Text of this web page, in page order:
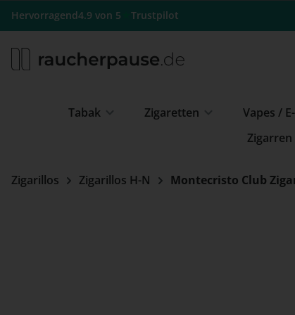
Hauptinhalt springen
Zur Suche springen
Zur Hauptnavigation springen
Hervorragend4.9 von 5 Trustpilot
Tabak Zigaretten Vapes /
Zigarren
Zigarillos Zigarillos H-N Montecristo Club